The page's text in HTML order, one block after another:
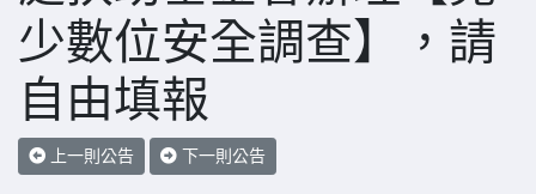
少數位安全調查】，請
自由填報
上一則公告 下一則公告